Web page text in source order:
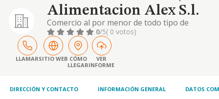
Alimentacion Alex S.l.
Comercio al por menor de todo tipo de
productos alimenticios y bebidas en general,
productos de limpieza, drogueria, ferreteria,
perfumeria ropa en general, articulos de
regalo, etc.
0/5( 0 votos)
LLAMARSITIO WEB CÓMO
LLEGAR
VER
INFORME
DIRECCIÓN Y CONTACTO INFORMACIÓN GENERAL DATOS